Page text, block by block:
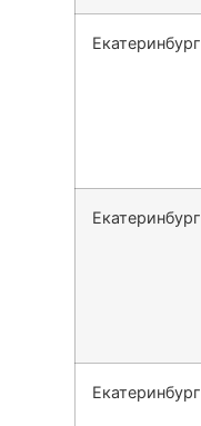
Екатеринбург
Екатеринбург
Екатеринбург